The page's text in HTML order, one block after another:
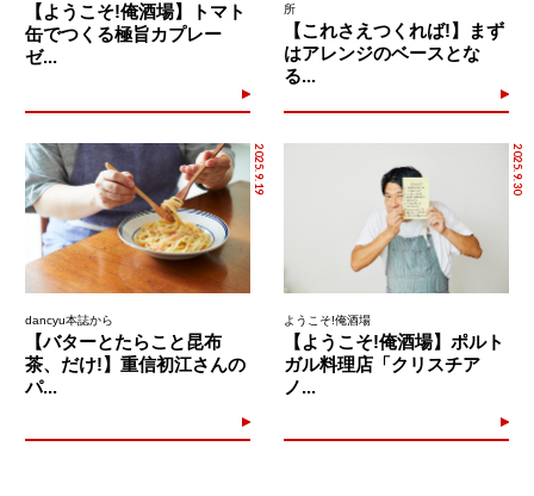
【ようこそ!俺酒場】トマト
缶でつくる極旨カプレー
ゼ...
所
【これさえつくれば!】まず
はアレンジのベースとな
る...
2025.9.19
dancyu本誌から
【バターとたらこと昆布
茶、だけ!】重信初江さんの
パ...
2025.9.30
ようこそ!俺酒場
【ようこそ!俺酒場】ポルト
ガル料理店「クリスチア
ノ...